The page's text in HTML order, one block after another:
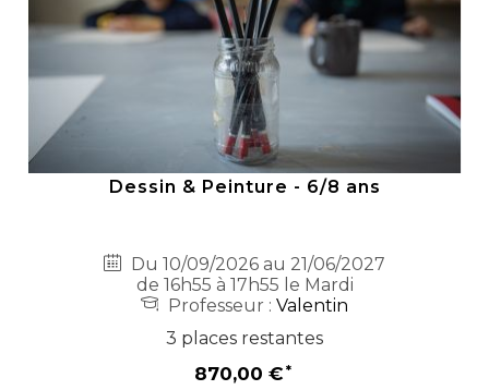
Dessin & Peinture - 6/8 ans
Du 10/09/2026 au 21/06/2027
de 16h55 à 17h55 le Mardi
Professeur : Valentin
3 places restantes
870,00 €